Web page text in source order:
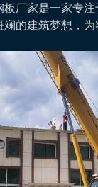
板厂家是一家专
斓的建筑梦想，